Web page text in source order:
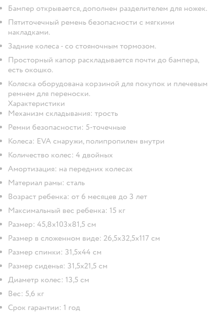
Бампер открывается, дополнен разделителем для ножек.
Пятиточечный ремень безопасности с мягкими
накладками.
Задние колеса - со стояночным тормозом.
Просторный капор раскладывается почти до бампера,
есть окошко.
Коляска оборудована корзиной для покупок и плечевым
ремнем для переноски.
Характеристики
Механизм складывания: трость
Ремни безопасности: 5-точечные
Колеса: EVA снаружи, полипропилен внутри
Количество колес: 4 двойных
Амортизация: на передних колесах
Материал рамы: сталь
Возраст ребенка: от 6 месяцев до 3 лет
Максимальный вес ребенка: 15 кг
Размер: 45,8х103х81,5 см
Размер в сложенном виде: 26,5х32,5х117 см
Размер спинки: 31,5х44 см
Размер сиденья: 31,5х21,5 см
Диаметр колес: 13,5 см
Вес: 5,6 кг
Срок гарантии: 1 год